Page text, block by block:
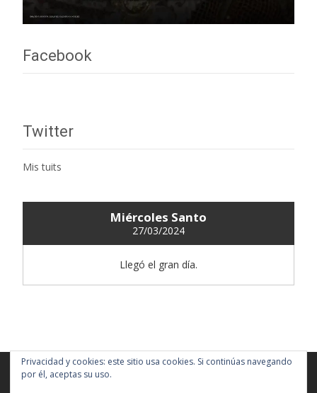
Facebook
Twitter
Mis tuits
Miércoles Santo
27/03/2024
Llegó el gran día.
Copyright © Real, Antigua y Fervorosa Hermandad y Cofradía de
Privacidad y cookies: este sitio usa cookies. Si continúas navegando
por él, aceptas su uso.